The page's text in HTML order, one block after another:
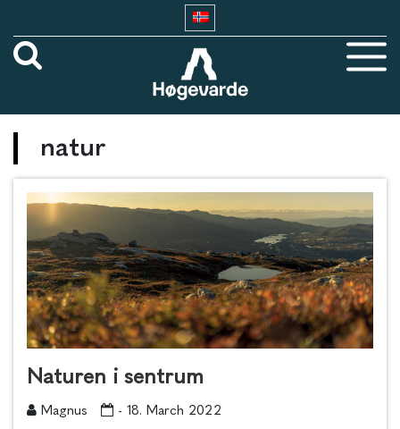
natur
Naturen i sentrum
Magnus - 18. March 2022